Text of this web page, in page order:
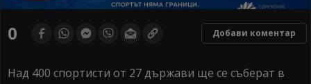
0 Добави коментар
Над 400 спортисти от 27 държави ще се съберат в